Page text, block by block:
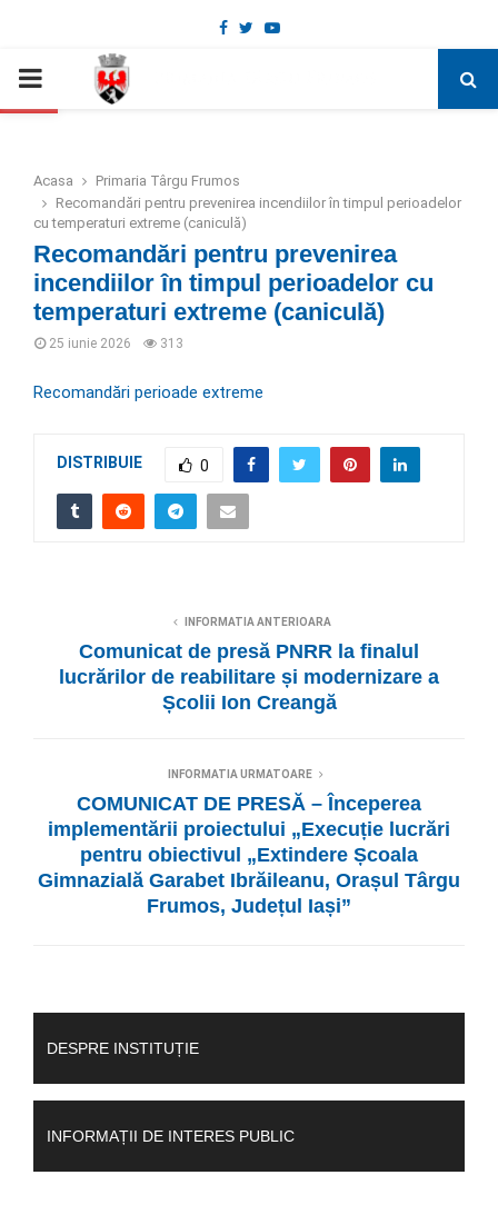
Deschide bara de unelte
Facebook
TwitterYoutube
PRIMARY
Acasa
Primaria Târgu Frumos
Recomandări pentru prevenirea incendiilor în timpul perioadelor
cu temperaturi extreme (caniculă)
Recomandări pentru prevenirea
incendiilor în timpul perioadelor cu
temperaturi extreme (caniculă)
25 iunie 2026 313
Recomandări perioade extreme
DISTRIBUIE 0
INFORMATIA ANTERIOARA
Comunicat de presă PNRR la finalul
lucrărilor de reabilitare și modernizare a
Școlii Ion Creangă
INFORMATIA URMATOARE
COMUNICAT DE PRESĂ – Începerea
implementării proiectului „Execuție lucrări
pentru obiectivul „Extindere Școala
Gimnazială Garabet Ibrăileanu, Orașul Târgu
Frumos, Județul Iași”
DESPRE INSTITUȚIE
INFORMAȚII DE INTERES PUBLIC